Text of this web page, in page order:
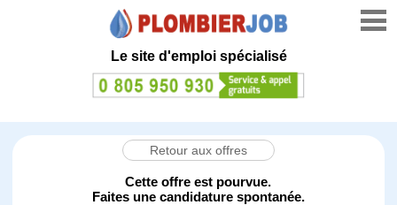
Le site d'emploi spécialisé
Retour aux offres
Cette offre est pourvue.
Faites une candidature spontanée.